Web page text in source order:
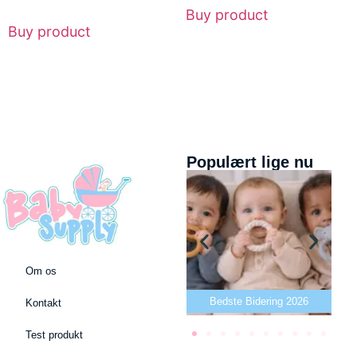
Buy product
Buy product
Om os
Kontakt
Test produkt
Populært lige nu
Bedste puslepude 2026 Bedste Bidering 2026